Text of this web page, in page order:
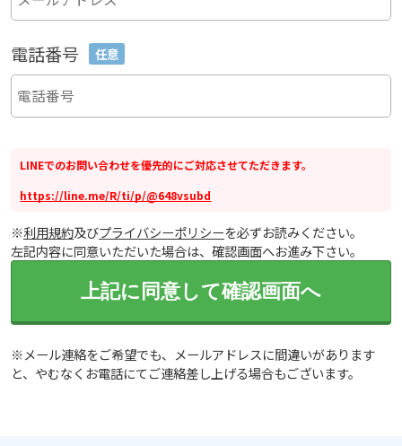
電話番号 任意
LINEでのお問い合わせを優先的にご対応させてただきます。
https://line.me/R/ti/p/@648vsubd
※利用規約及びプライバシーポリシーを必ずお読みください。
左記内容に同意いただいた場合は、確認画面へお進み下さい。
上記に同意して確認画面へ
※メール連絡をご希望でも、メールアドレスに間違いがあります
と、やむなくお電話にてご連絡差し上げる場合もございます。